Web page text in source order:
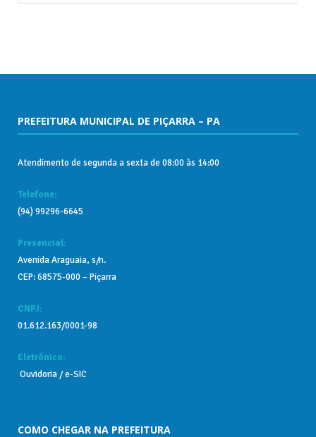
PREFEITURA MUNICIPAL DE PIÇARRA – PA
Atendimento de segunda a sexta de 08:00 às 14:00
Telefone:
(94) 99296-6645
Presencial:
Avenida Araguaia, s/n.
CEP: 68575-000 – Piçarra
CNPJ:
01.612.163/0001-98
Eletrônico:
Ouvidoria /e-SIC
COMO CHEGAR NA PREFEITURA